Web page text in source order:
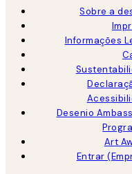
Sobre a
Informações
Desenio
Art
Entrar